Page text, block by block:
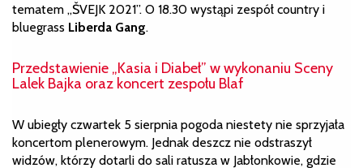
tematem „ŠVEJK 2021”. O 18.30 wystąpi zespół country i
bluegrass Liberda Gang.
Przedstawienie „Kasia i Diabeł” w wykonaniu Sceny
Lalek Bajka oraz koncert zespołu Blaf
W ubiegły czwartek 5 sierpnia pogoda niestety nie sprzyjała
koncertom plenerowym. Jednak deszcz nie odstraszył
widzów, którzy dotarli do sali ratusza w Jabłonkowie, gdzie